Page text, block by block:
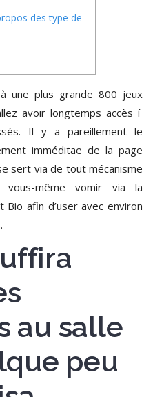
des type de
une plus grande 800 jeux
avoir longtemps accès í
Il y a pareillement le
imméditae de la page
sert via de tout mécanisme
même vomir via la
afin d’user avec environ
au salle
peu